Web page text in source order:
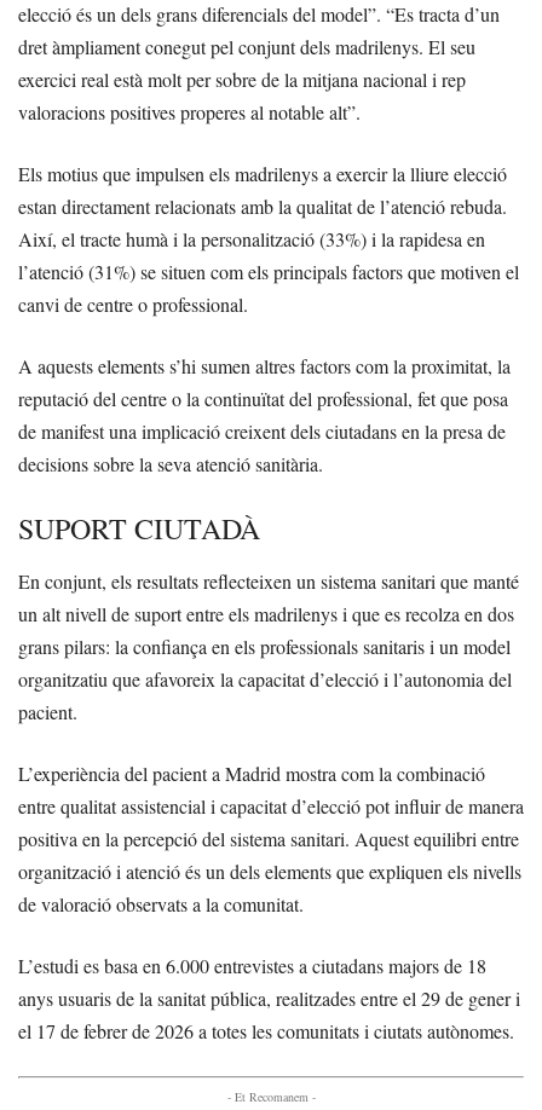
elecció és un dels grans diferencials del model”. “Es tracta d’un
dret àmpliament conegut pel conjunt dels madrilenys. El seu
exercici real està molt per sobre de la mitjana nacional i rep
valoracions positives properes al notable alt”.
Els motius que impulsen els madrilenys a exercir la lliure elecció
estan directament relacionats amb la qualitat de l’atenció rebuda.
Així, el tracte humà i la personalització (33%) i la rapidesa en
l’atenció (31%) se situen com els principals factors que motiven el
canvi de centre o professional.
A aquests elements s’hi sumen altres factors com la proximitat, la
reputació del centre o la continuïtat del professional, fet que posa
de manifest una implicació creixent dels ciutadans en la presa de
decisions sobre la seva atenció sanitària.
SUPORT CIUTADÀ
En conjunt, els resultats reflecteixen un sistema sanitari que manté
un alt nivell de suport entre els madrilenys i que es recolza en dos
grans pilars: la confiança en els professionals sanitaris i un model
organitzatiu que afavoreix la capacitat d’elecció i l’autonomia del
pacient.
L’experiència del pacient a Madrid mostra com la combinació
entre qualitat assistencial i capacitat d’elecció pot influir de manera
positiva en la percepció del sistema sanitari. Aquest equilibri entre
organització i atenció és un dels elements que expliquen els nivells
de valoració observats a la comunitat.
L’estudi es basa en 6.000 entrevistes a ciutadans majors de 18
anys usuaris de la sanitat pública, realitzades entre el 29 de gener i
el 17 de febrer de 2026 a totes les comunitats i ciutats autònomes.
- Et Recomanem -